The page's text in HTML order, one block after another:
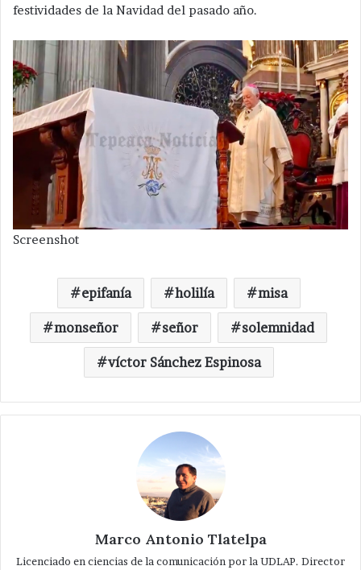
festividades de la Navidad del pasado año.
Screenshot
epifanía holilía misa
monseñor señor solemnidad
víctor Sánchez Espinosa
Marco Antonio Tlatelpa
Licenciado en ciencias de la comunicación por la UDLAP. Director